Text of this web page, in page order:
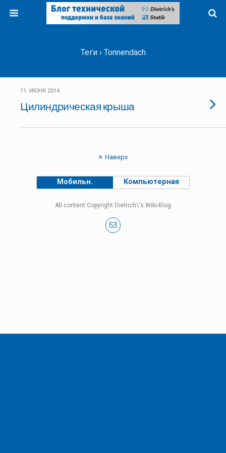
Теги › Tonnendach
11. ИЮНЯ 2014
Цилиндрическая крыша
Наверх
Мобильн. Компьютерная
All content Copyright Dietrich\'s Wiki-Blog